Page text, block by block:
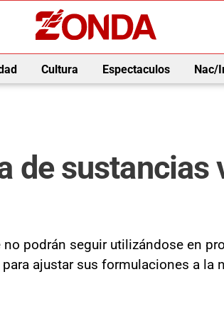
Cultura Espectaculos Nac/
de
podrán seguir utilizándose en
ajustar sus formulaciones a la